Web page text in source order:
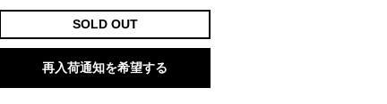
SOLD OUT
再入荷通知を希望する